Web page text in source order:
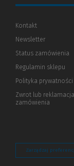
Kontakt
Newsletter
Status zamówienia
Regulamin sklepu
Polityka prywatności
Zwrot lub reklamacja
zamówienia
Zarządzaj